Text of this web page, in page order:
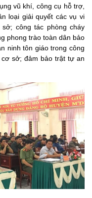
vũ khí, công cụ hỗ trợ,
loại giải quyết các vụ vi
công tác phòng cháy
phong trào toàn dân bảo
ninh tôn giáo trong công
sở; đảm bảo trật tự an